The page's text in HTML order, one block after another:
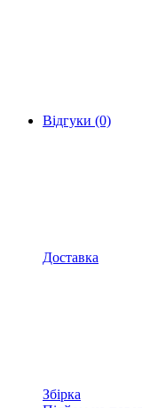
Відгуки (0)
Доставка
Збірка